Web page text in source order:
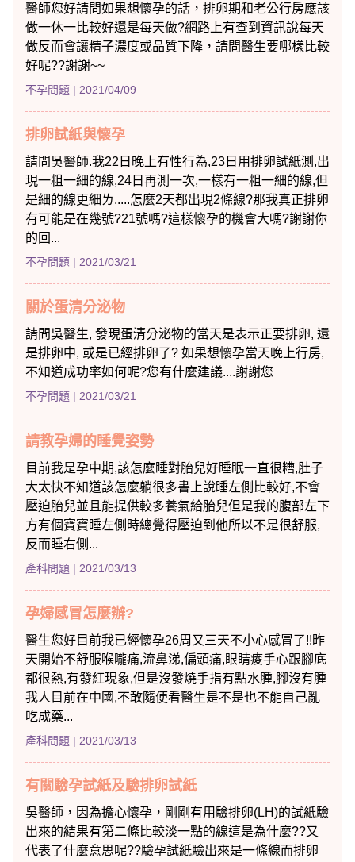
醫師您好請問如果想懷孕的話，排卵期和老公行房應該
做一休一比較好還是每天做?網路上有查到資訊說每天
做反而會讓精子濃度或品質下降，請問醫生要哪樣比較
好呢??謝謝~~
不孕問題 | 2021/04/09
排卵試紙與懷孕
請問吳醫師.我22日晚上有性行為,23日用排卵試紙測,出
現一粗一細的線,24日再測一次,一樣有一粗一細的線,但
是細的線更細ㄌ.....怎麼2天都出現2條線?那我真正排卵
有可能是在幾號?21號嗎?這樣懷孕的機會大嗎?謝謝你
的回...
不孕問題 | 2021/03/21
關於蛋清分泌物
請問吳醫生, 發現蛋清分泌物的當天是表示正要排卵, 還
是排卵中, 或是已經排卵了? 如果想懷孕當天晚上行房,
不知道成功率如何呢?您有什麼建議....謝謝您
不孕問題 | 2021/03/21
請教孕婦的睡覺姿勢
目前我是孕中期,該怎麼睡對胎兒好睡眠一直很糟,肚子
大太快不知道該怎麼躺很多書上說睡左側比較好,不會
壓迫胎兒並且能提供較多養氣給胎兒但是我的腹部左下
方有個寶寶睡左側時總覺得壓迫到他所以不是很舒服,
反而睡右側...
產科問題 | 2021/03/13
孕婦感冒怎麼辦?
醫生您好目前我已經懷孕26周又三天不小心感冒了!!昨
天開始不舒服喉嚨痛,流鼻涕,偏頭痛,眼睛痠手心跟腳底
都很熱,有發紅現象,但是沒發燒手指有點水腫,腳沒有腫
我人目前在中國,不敢隨便看醫生是不是也不能自己亂
吃成藥...
產科問題 | 2021/03/13
有關驗孕試紙及驗排卵試紙
吳醫師，因為擔心懷孕，剛剛有用驗排卵(LH)的試紙驗
出來的結果有第二條比較淡一點的線這是為什麼??又
代表了什麼意思呢??驗孕試紙驗出來是一條線而排卵